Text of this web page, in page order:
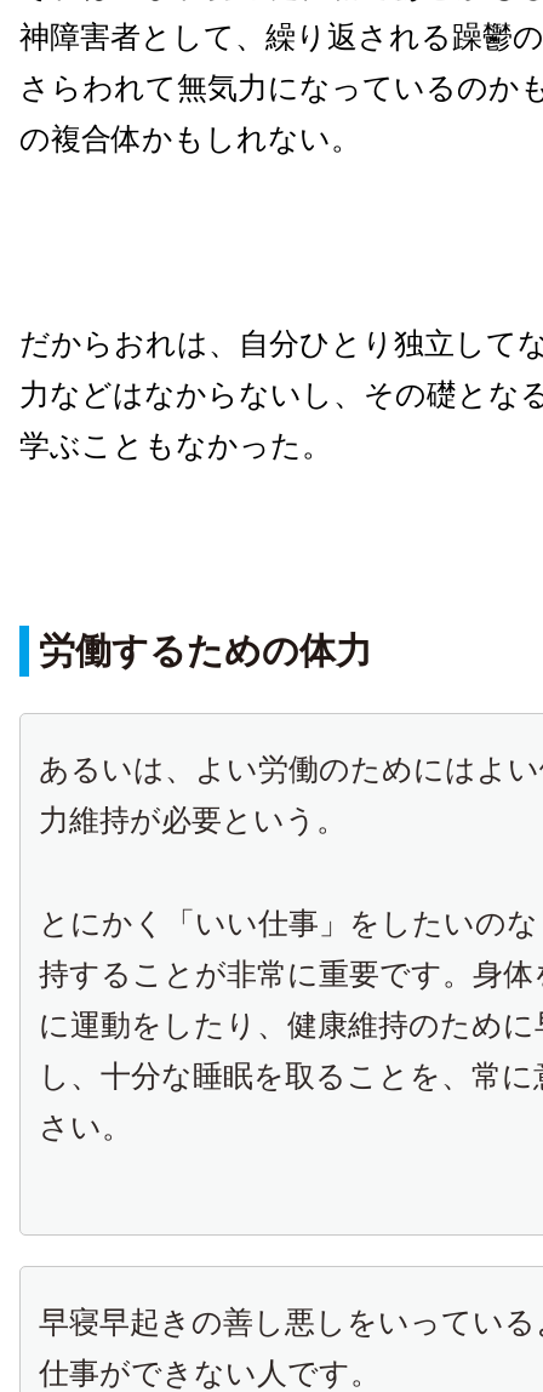
神障害者として、繰り返される躁鬱
さらわれて無気力になっているのか
の複合体かもしれない。
だからおれは、自分ひとり独立して
力などはなからないし、その礎とな
学ぶこともなかった。
労働するための体力
あるいは、よい労働のためにはよ
力維持が必要という。
とにかく「いい仕事」をしたいの
持することが非常に重要です。身
に運動をしたり、健康維持のため
し、十分な睡眠を取ることを、常
さい。
早寝早起きの善し悪しをいってい
仕事ができない人です。